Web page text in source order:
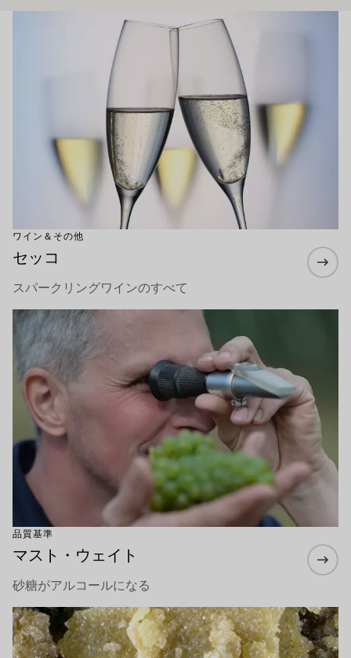
ワイン＆その他
セッコ
スパークリングワインのすべて
品質基準
マスト・ウェイト
砂糖がアルコールになる
もっと詳しく
もっと詳しく